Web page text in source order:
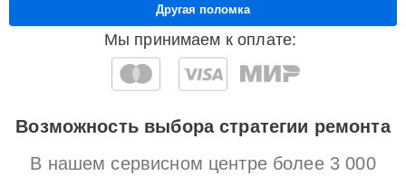
Мы принимаем к оплате:
Другая поломка
Возможность выбора стратегии ремонта
В нашем сервисном центре более 3 000